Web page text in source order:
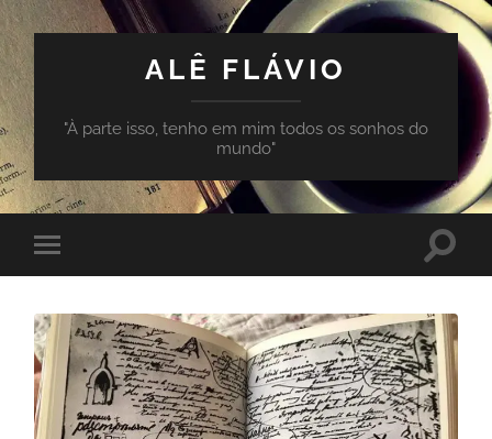
ALÊ FLÁVIO
"À parte isso, tenho em mim todos os sonhos do
mundo"
Toggle
mobile
Toggle